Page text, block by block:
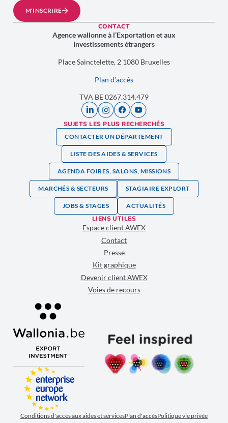
M'INSCRIRE
CONTACT
Agence wallonne à l’Exportation et aux
Investissements étrangers
Place Sainctelette, 2 1080 Bruxelles
Plan d’accès
TVA BE 0267.314.479
SUJETS LES PLUS RECHERCHÉS
CONTACTER UN DÉPARTEMENT
LISTE DES AIDES & SERVICES
AGENDA FOIRES, SALONS, MISSIONS
MARCHÉS & SECTEURS STAGIAIRE EXPLORT
JOBS & STAGES ACTUALITÉS
LIENS UTILES
Espace client AWEX
Contact
Presse
Kit graphique
Devenir client AWEX
Voies de recours
Conditions d'accès aux aides et servicesPlan d'accèsPolitique vie privée